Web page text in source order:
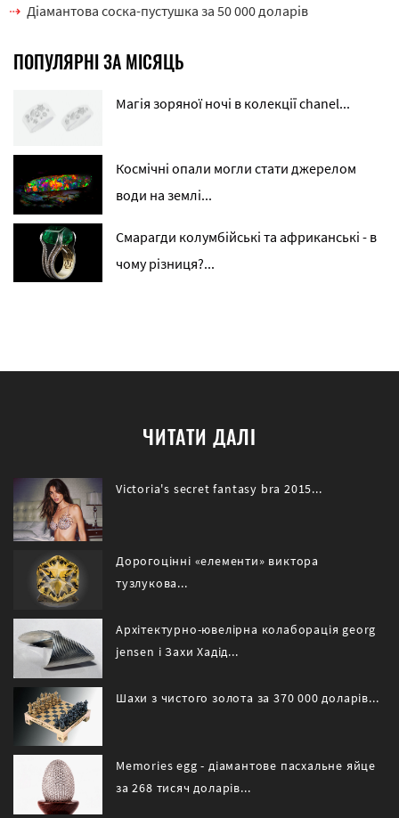
Діамантова соска-пустушка за 50 000 доларів
ПОПУЛЯРНІ ЗА МІСЯЦЬ
Магія зоряної ночі в колекції chanel...
Космічні опали могли стати джерелом
води на землі...
Смарагди колумбійські та африканські - в
чому різниця?...
ЧИТАТИ ДАЛІ
Victoria's secret fantasy bra 2015...
Дорогоцінні «елементи» виктора
тузлукова...
Архітектурно-ювелірна колаборація georg
jensen і Захи Хадід...
Шахи з чистого золота за 370 000 доларів...
Memories egg - діамантове пасхальне яйце
за 268 тисяч доларів...